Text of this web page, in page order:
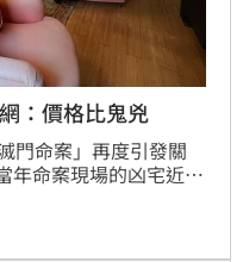
：價格比鬼兇
門命案」再度引發關
年命案現場的凶宅近日
元）起標拍賣，較銀